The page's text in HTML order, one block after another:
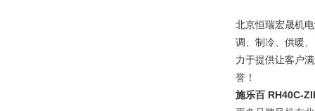
北京恒瑞宏晟机
调、制冷、供暖
力于提供让客户
誉！
施乐百 RH40C-